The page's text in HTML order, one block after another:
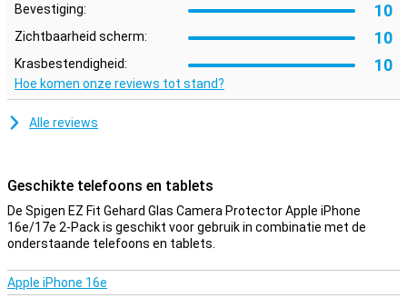
Bevestiging: 10
Zichtbaarheid scherm: 10
Krasbestendigheid: 10
Hoe komen onze reviews tot stand?
Alle reviews
Geschikte telefoons en tablets
De Spigen EZ Fit Gehard Glas Camera Protector Apple iPhone
16e/17e 2-Pack is geschikt voor gebruik in combinatie met de
onderstaande telefoons en tablets.
Apple iPhone 16e